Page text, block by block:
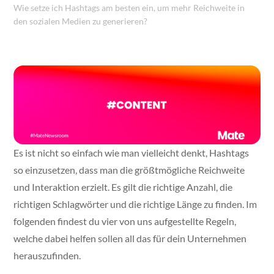
Wie setze ich Hashtags am besten ein, um mehr Reichweite in
den sozialen Medien zu generieren?
Es ist nicht so einfach wie man vielleicht denkt, Hashtags
so einzusetzen, dass man die größtmögliche Reichweite
und Interaktion erzielt. Es gilt die richtige Anzahl, die
richtigen Schlagwörter und die richtige Länge zu finden. Im
folgenden findest du vier von uns aufgestellte Regeln,
welche dabei helfen sollen all das für dein Unternehmen
herauszufinden.